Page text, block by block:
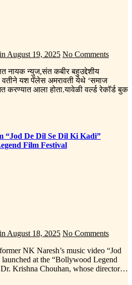
August 19, 2025 No Comments
वतीने यश पॅलेस अमरावती येथे ‘समाज
करण्यात आला होता.यावेळी वर्ल्ड रेकॉर्ड बुक
“Jod De Dil Se Dil Ki Kadi”
Film Festival
August 18, 2025 No Comments
at the “Bollywood Legend
Krishna Chouhan, whose director…